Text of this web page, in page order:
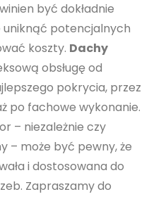
być dokładnie
potencjalnych
koszty. Dachy
obsługę od
pokrycia, przez
po fachowe wykonanie.
– niezależnie czy
– może być pewny, że
i dostosowana do
Zapraszamy do